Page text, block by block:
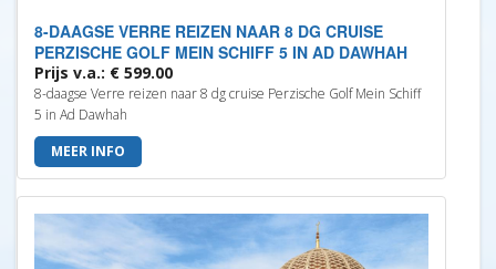
8-DAAGSE VERRE REIZEN NAAR 8 DG CRUISE
PERZISCHE GOLF MEIN SCHIFF 5 IN AD DAWHAH
Prijs v.a.: € 599.00
8-daagse Verre reizen naar 8 dg cruise Perzische Golf Mein Schiff
5 in Ad Dawhah
MEER INFO